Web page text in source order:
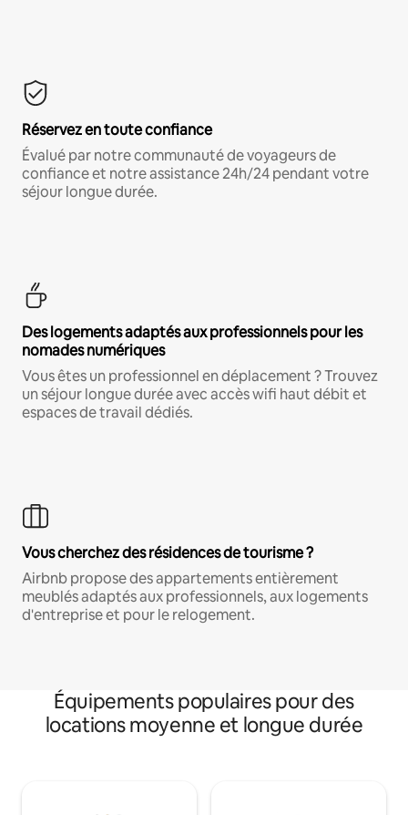
Réservez en toute confiance
Évalué par notre communauté de voyageurs de
confiance et notre assistance 24h/24 pendant votre
séjour longue durée.
Des logements adaptés aux professionnels pour les
nomades numériques
Vous êtes un professionnel en déplacement ? Trouvez
un séjour longue durée avec accès wifi haut débit et
espaces de travail dédiés.
Vous cherchez des résidences de tourisme ?
Airbnb propose des appartements entièrement
meublés adaptés aux professionnels, aux logements
d'entreprise et pour le relogement.
Équipements populaires pour des
locations moyenne et longue durée